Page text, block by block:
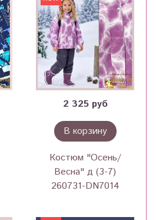
2 325 руб
В корзину
Костюм "Осень/
Весна" д (3-7)
260731-DN7014